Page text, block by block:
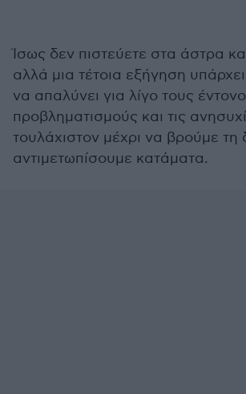
Ίσως δεν πιστεύετε στα άστρα
αλλά μια τέτοια εξήγηση
να απαλύνει για λίγο τους
προβληματισμούς και τις
τουλάχιστον μέχρι να βρούμε τη
αντιμετωπίσουμε κατάματα.